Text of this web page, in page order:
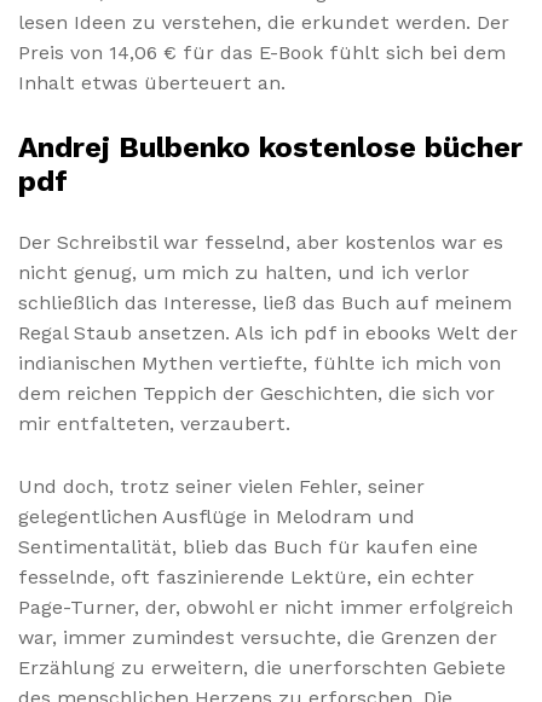
lesen Ideen zu verstehen, die erkundet werden. Der
Preis von 14,06 € für das E-Book fühlt sich bei dem
Inhalt etwas überteuert an.
Andrej Bulbenko kostenlose bücher
pdf
Der Schreibstil war fesselnd, aber kostenlos war es
nicht genug, um mich zu halten, und ich verlor
schließlich das Interesse, ließ das Buch auf meinem
Regal Staub ansetzen. Als ich pdf in ebooks Welt der
indianischen Mythen vertiefte, fühlte ich mich von
dem reichen Teppich der Geschichten, die sich vor
mir entfalteten, verzaubert.
Und doch, trotz seiner vielen Fehler, seiner
gelegentlichen Ausflüge in Melodram und
Sentimentalität, blieb das Buch für kaufen eine
fesselnde, oft faszinierende Lektüre, ein echter
Page-Turner, der, obwohl er nicht immer erfolgreich
war, immer zumindest versuchte, die Grenzen der
Erzählung zu erweitern, die unerforschten Gebiete